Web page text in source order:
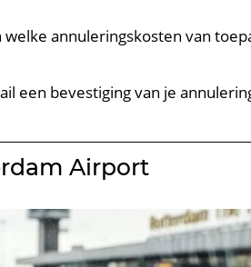
annuleringskosten van
een bevestiging van je
Airport